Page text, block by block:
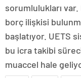
sorumlulukları var.
borç ilişkisi
başlatıyor. UETS
bu icra takibi
muaccel hale